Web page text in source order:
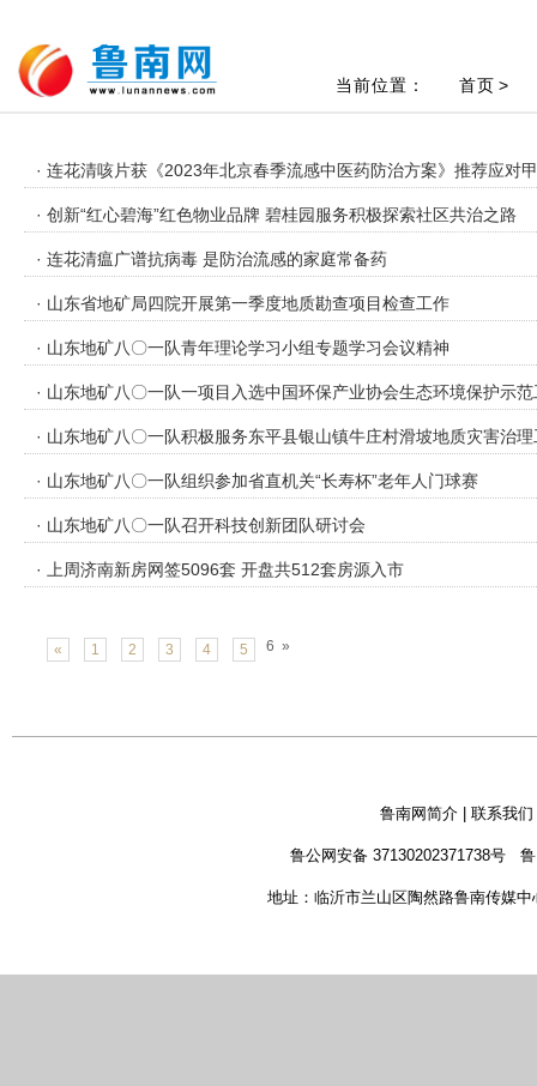
当前位置： 首页 >
· 连花清咳片获《2023年北京春季流感中医药防治方案》推荐应对
· 创新“红心碧海”红色物业品牌 碧桂园服务积极探索社区共治之路
· 连花清瘟广谱抗病毒 是防治流感的家庭常备药
· 山东省地矿局四院开展第一季度地质勘查项目检查工作
· 山东地矿八〇一队青年理论学习小组专题学习会议精神
· 山东地矿八〇一队一项目入选中国环保产业协会生态环境保护示
· 山东地矿八〇一队积极服务东平县银山镇牛庄村滑坡地质灾害治
· 山东地矿八〇一队组织参加省直机关“长寿杯”老年人门球赛
· 山东地矿八〇一队召开科技创新团队研讨会
· 上周济南新房网签5096套 开盘共512套房源入市
« 1 2 3 4 5 6 »
鲁南网简介| 联系我们
鲁公网安备 37130202371738号
地址：临沂市兰山区陶然路鲁南传媒